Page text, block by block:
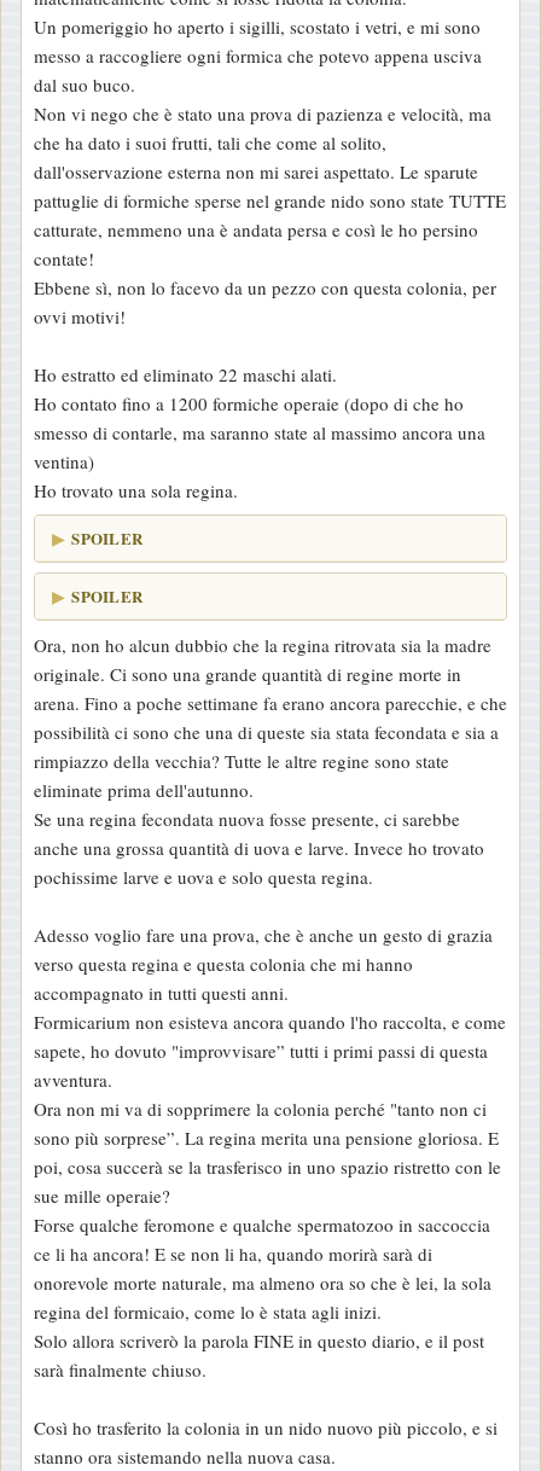
Un pomeriggio ho aperto i sigilli, scostato i vetri, e mi sono
messo a raccogliere ogni formica che potevo appena usciva
dal suo buco.
Non vi nego che è stato una prova di pazienza e velocità, ma
che ha dato i suoi frutti, tali che come al solito,
dall'osservazione esterna non mi sarei aspettato. Le sparute
pattuglie di formiche sperse nel grande nido sono state TUTTE
catturate, nemmeno una è andata persa e così le ho persino
contate!
Ebbene sì, non lo facevo da un pezzo con questa colonia, per
ovvi motivi!
Ho estratto ed eliminato 22 maschi alati.
Ho contato fino a 1200 formiche operaie (dopo di che ho
smesso di contarle, ma saranno state al massimo ancora una
ventina)
Ho trovato una sola regina.
SPOILER
SPOILER
Ora, non ho alcun dubbio che la regina ritrovata sia la madre
originale. Ci sono una grande quantità di regine morte in
arena. Fino a poche settimane fa erano ancora parecchie, e che
possibilità ci sono che una di queste sia stata fecondata e sia a
rimpiazzo della vecchia? Tutte le altre regine sono state
eliminate prima dell'autunno.
Se una regina fecondata nuova fosse presente, ci sarebbe
anche una grossa quantità di uova e larve. Invece ho trovato
pochissime larve e uova e solo questa regina.
Adesso voglio fare una prova, che è anche un gesto di grazia
verso questa regina e questa colonia che mi hanno
accompagnato in tutti questi anni.
Formicarium non esisteva ancora quando l'ho raccolta, e come
sapete, ho dovuto "improvvisare” tutti i primi passi di questa
avventura.
Ora non mi va di sopprimere la colonia perché "tanto non ci
sono più sorprese”. La regina merita una pensione gloriosa. E
poi, cosa succerà se la trasferisco in uno spazio ristretto con le
sue mille operaie?
Forse qualche feromone e qualche spermatozoo in saccoccia
ce li ha ancora! E se non li ha, quando morirà sarà di
onorevole morte naturale, ma almeno ora so che è lei, la sola
regina del formicaio, come lo è stata agli inizi.
Solo allora scriverò la parola FINE in questo diario, e il post
sarà finalmente chiuso.
Così ho trasferito la colonia in un nido nuovo più piccolo, e si
stanno ora sistemando nella nuova casa.